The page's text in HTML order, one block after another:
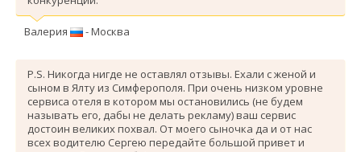
Валерия - Москва
P.S. Никогда нигде не оставлял отзывы. Ехали с женой и
сыном в Ялту из Симферополя. При очень низком уровне
сервиса отеля в котором мы остановились (не будем
называть его, дабы не делать рекламу) ваш сервис
достоин великих похвал. От моего сыночка да и от нас
всех водителю Сергею передайте большой привет и